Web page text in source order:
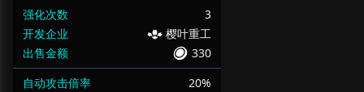
强化次数
3
开发企业
樱叶重工
出售金额
330
自动攻击倍率
20%